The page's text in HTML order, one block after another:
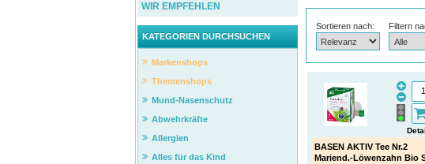
Sortieren nach: Filtern
BASEN AKTIV Tee Nr.2
Mariend.-Löwenzahn Bio
WIR EMPFEHLEN
KATEGORIEN DURCHSUCHEN
Markenshops
Themenshops
Mund-Nasenschutz
Abwehrkräfte
Allergien
Alles für das Kind